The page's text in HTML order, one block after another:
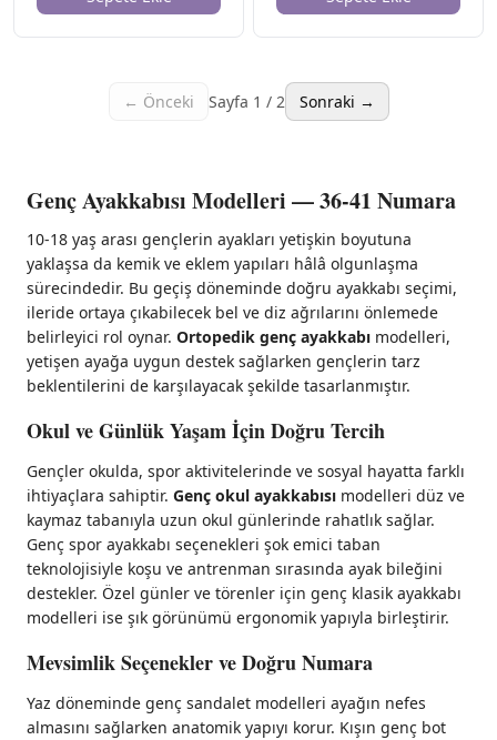
← Önceki Sayfa 1 / 2 Sonraki →
Genç Ayakkabısı Modelleri — 36-41 Numara
10-18 yaş arası gençlerin ayakları yetişkin boyutuna
yaklaşsa da kemik ve eklem yapıları hâlâ olgunlaşma
sürecindedir. Bu geçiş döneminde doğru ayakkabı seçimi,
ileride ortaya çıkabilecek bel ve diz ağrılarını önlemede
belirleyici rol oynar. Ortopedik genç ayakkabı modelleri,
yetişen ayağa uygun destek sağlarken gençlerin tarz
beklentilerini de karşılayacak şekilde tasarlanmıştır.
Okul ve Günlük Yaşam İçin Doğru Tercih
Gençler okulda, spor aktivitelerinde ve sosyal hayatta farklı
ihtiyaçlara sahiptir. Genç okul ayakkabısı modelleri düz ve
kaymaz tabanıyla uzun okul günlerinde rahatlık sağlar.
Genç spor ayakkabı seçenekleri şok emici taban
teknolojisiyle koşu ve antrenman sırasında ayak bileğini
destekler. Özel günler ve törenler için genç klasik ayakkabı
modelleri ise şık görünümü ergonomik yapıyla birleştirir.
Mevsimlik Seçenekler ve Doğru Numara
Yaz döneminde genç sandalet modelleri ayağın nefes
almasını sağlarken anatomik yapıyı korur. Kışın genç bot